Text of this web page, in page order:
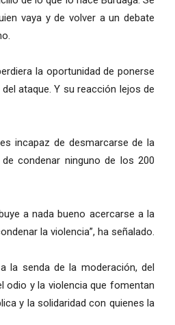
vaya y de volver a un debate
la oportunidad de ponerse
ataque. Y su reacción lejos de
incapaz de desmarcarse de la
condenar ninguno de los 200
a nada bueno acercarse a la
la violencia”, ha señalado.
la senda de la moderación, del
odio y la violencia que fomentan
y la solidaridad con quienes la